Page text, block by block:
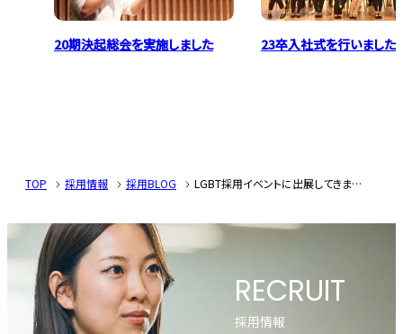
20期決起総会を実施しました 23卒入社式を行いました
TOP 採用情報 採用BLOG LGBT採用イベントに出展してきました
RECRUIT
採用情報